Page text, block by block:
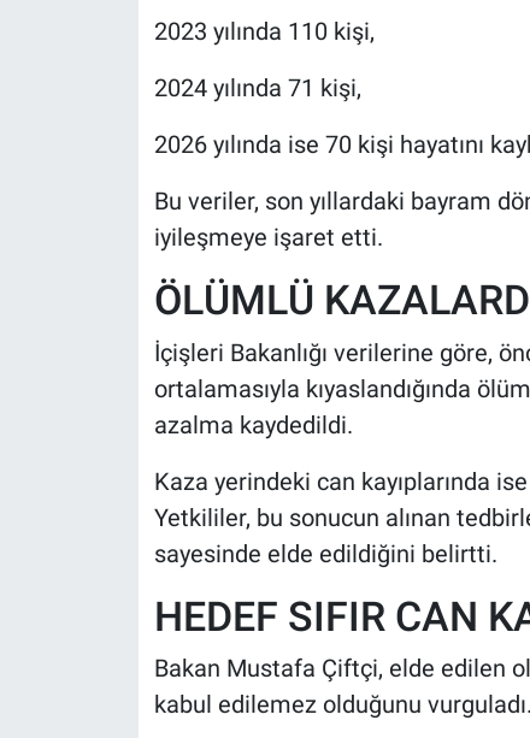
2023 yılında 110 kişi,
2024 yılında 71 kişi,
2026 yılında ise 70 kişi hayatını
Bu veriler, son yıllardaki bayram
iyileşmeye işaret etti.
ÖLÜMLÜ
İçişleri Bakanlığı verilerine göre,
ortalamasıyla kıyaslandığında
azalma kaydedildi.
Kaza yerindeki can kayıplarında
Yetkililer, bu sonucun alınan
sayesinde elde edildiğini belirtti.
HEDEF SIFIR CAN
Bakan Mustafa Çiftçi, elde edilen
kabul edilemez olduğunu vurguladı.